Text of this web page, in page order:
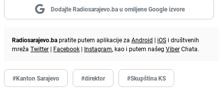
Dodajte Radiosarajevo.ba u omiljene Google izvore
Radiosarajevo.bapratite putem aplikacije za Android | iOS i društvenih
mreža Twitter | Facebook | Instagram, kao i putem našeg ViberChata.
#Kanton Sarajevo #direktor #Skupština KS